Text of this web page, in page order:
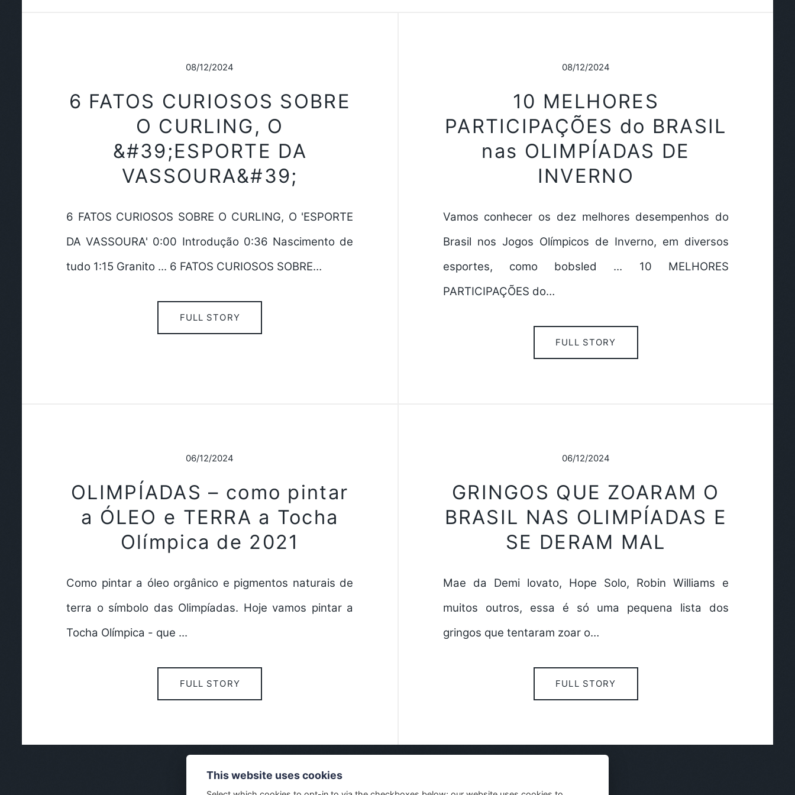
08/12/2024
6 FATOS CURIOSOS SOBRE
O CURLING, O
&#39;ESPORTE DA
VASSOURA&#39;
6 FATOS CURIOSOS SOBRE O CURLING, O 'ESPORTE
DA VASSOURA' 0:00 Introdução 0:36 Nascimento de
tudo 1:15 Granito ... 6 FATOS CURIOSOS SOBRE…
FULL STORY
08/12/2024
10 MELHORES
PARTICIPAÇÕES do BRASIL
nas OLIMPÍADAS DE
INVERNO
Vamos conhecer os dez melhores desempenhos do
Brasil nos Jogos Olímpicos de Inverno, em diversos
esportes, como bobsled ... 10 MELHORES
PARTICIPAÇÕES do…
FULL STORY
06/12/2024
OLIMPÍADAS – como pintar
a ÓLEO e TERRA a Tocha
Olímpica de 2021
Como pintar a óleo orgânico e pigmentos naturais de
terra o símbolo das Olimpíadas. Hoje vamos pintar a
Tocha Olímpica - que ...
FULL STORY
06/12/2024
GRINGOS QUE ZOARAM O
BRASIL NAS OLIMPÍADAS E
SE DERAM MAL
Mae da Demi lovato, Hope Solo, Robin Williams e
muitos outros, essa é só uma pequena lista dos
gringos que tentaram zoar o…
FULL STORY
This website uses cookies